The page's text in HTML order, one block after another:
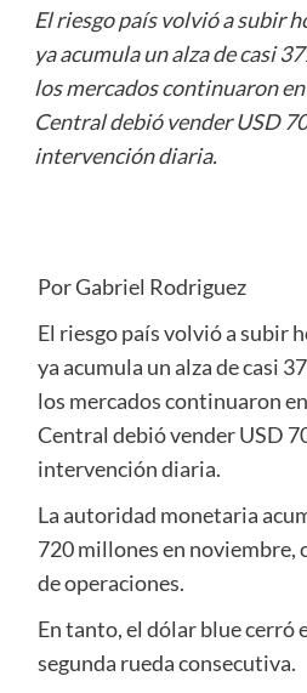
El riesgo país volvió a subir
ya acumula un alza de casi
los mercados continuaron
Central debió vender USD
intervención diaria.
Por Gabriel Rodriguez
El riesgo país volvió a subir
ya acumula un alza de casi
los mercados continuaron
Central debió vender USD
intervención diaria.
La autoridad monetaria
720 millones en noviembre,
de operaciones.
En tanto, el dólar blue cerró
segunda rueda consecutiva.